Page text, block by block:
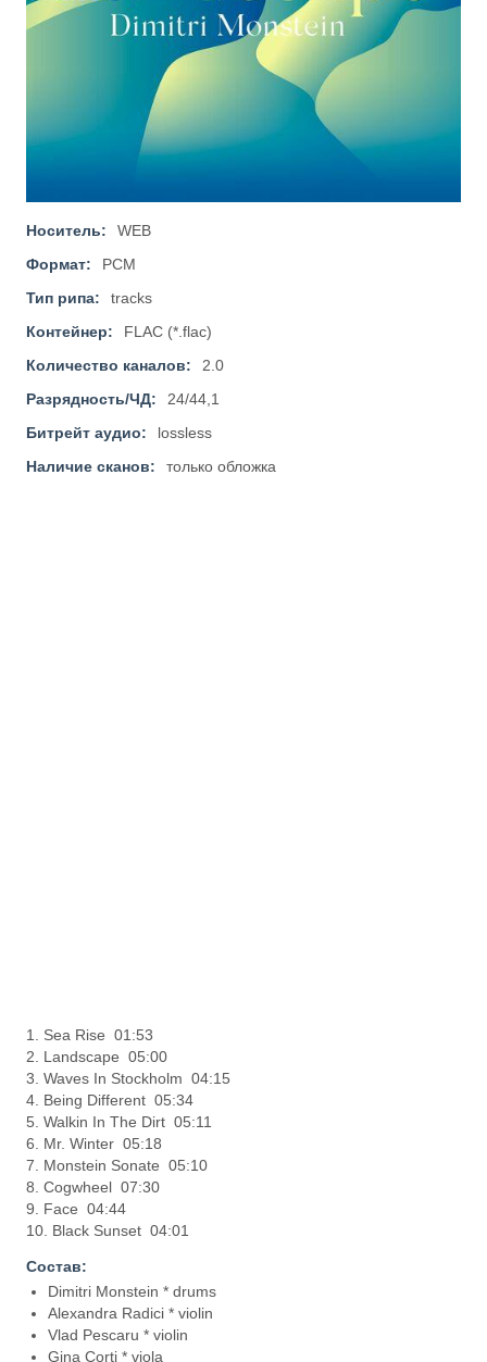
Носитель:
WEB
Формат:
PCM
Тип рипа:
tracks
Контейнер:
FLAC (*.flac)
Количество каналов:
2.0
Разрядность/ЧД:
24/44,1
Битрейт аудио:
lossless
Наличие сканов:
только обложка
1. Sea Rise 01:53
2. Landscape 05:00
3. Waves In Stockholm 04:15
4. Being Different 05:34
5. Walkin In The Dirt 05:11
6. Mr. Winter 05:18
7. Monstein Sonate 05:10
8. Cogwheel 07:30
9. Face 04:44
10. Black Sunset 04:01
Состав:
Dimitri Monstein * drums
Alexandra Radici * violin
Vlad Pescaru * violin
Gina Corti * viola